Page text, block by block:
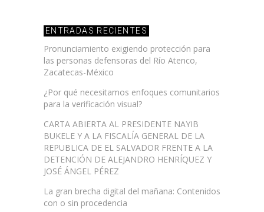
ENTRADAS RECIENTES
Pronunciamiento exigiendo protección para
las personas defensoras del Río Atenco,
Zacatecas-México
¿Por qué necesitamos enfoques comunitarios
para la verificación visual?
CARTA ABIERTA AL PRESIDENTE NAYIB
BUKELE Y A LA FISCALÍA GENERAL DE LA
REPUBLICA DE EL SALVADOR FRENTE A LA
DETENCIÓN DE ALEJANDRO HENRÍQUEZ Y
JOSÉ ÁNGEL PÉREZ
La gran brecha digital del mañana: Contenidos
con o sin procedencia